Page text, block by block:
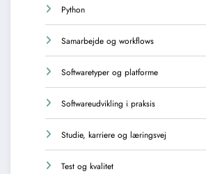
Python
Samarbejde og workflows
Softwaretyper og platforme
Softwareudvikling i praksis
Studie, karriere og læringsvej
Test og kvalitet